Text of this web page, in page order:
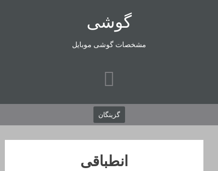
گوشی
مشخصات گوشی موبایل
گزینگان
انطباقی